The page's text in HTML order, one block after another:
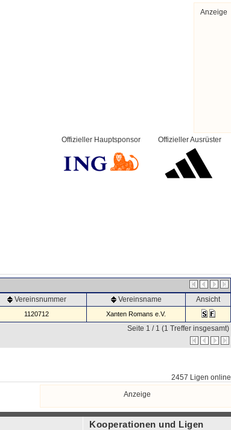
Anzeige
Offizieller Ausrüster
Offizieller Hauptsponsor
Vereinsnummer Vereinsname Ansicht
1120712 Xanten Romans e.V.
Seite 1 / 1 (1 Treffer insgesamt)
2457 Ligen online
Anzeige
Kooperationen und Ligen